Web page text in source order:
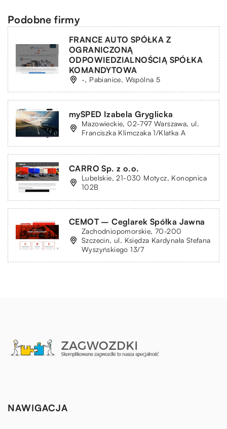
Podobne firmy
FRANCE AUTO SPÓŁKA Z
OGRANICZONĄ
ODPOWIEDZIALNOŚCIĄ SPÓŁKA
KOMANDYTOWA
-, Pabianice, Wspólna 5
mySPED Izabela Gryglicka
Mazowieckie, 02-797 Warszawa, ul.
Franciszka Klimczaka 1/Klatka A
CARRO Sp. z o.o.
Lubelskie, 21-030 Motycz, Konopnica
102B
CEMOT – Ceglarek Spółka Jawna
Zachodniopomorskie, 70-200
Szczecin, ul. Księdza Kardynała Stefana
Wyszyńskiego 13/7
NAWIGACJA